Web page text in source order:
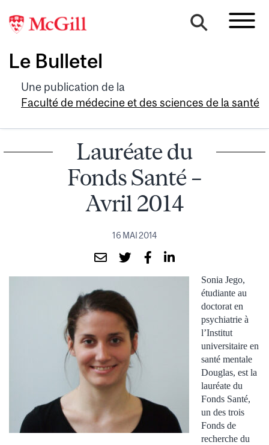
Le Bulletel
Une publication de la
Faculté de médecine et des sciences de la santé
Lauréate du
Fonds Santé –
Avril 2014
16 MAI 2014
Sonia Jego,
étudiante au
doctorat en
psychiatrie à
l’Institut
universitaire en
santé mentale
Douglas, est la
lauréate du
Fonds Santé,
un des trois
Fonds de
recherche du